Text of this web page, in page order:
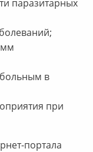
паразитарных
в
при
портала